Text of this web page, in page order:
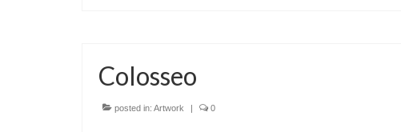
Colosseo
posted in: Artwork 0